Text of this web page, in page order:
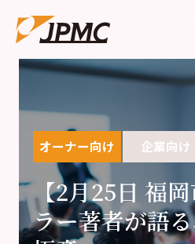
オーナー向け 企業向け
【2月25日 福
ラー著者が語